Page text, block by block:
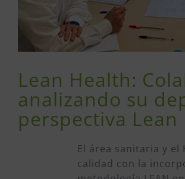
Lean Health:
analizando su
perspectiva Lean
El área sanitaria y
calidad con la